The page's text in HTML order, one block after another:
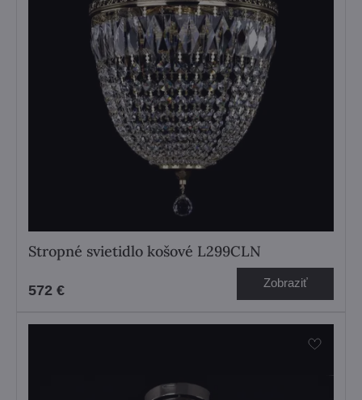
Stropné svietidlo košové L299CLN
572 € Zobraziť